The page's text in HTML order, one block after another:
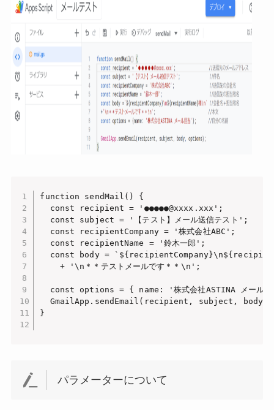
function sendMail() {
const recipient = '●●●●●@xxxx.xxx';　        　
const subject = '【テスト】メール送信テスト'; 　　
const recipientCompany = '株式会社ABC';　
const recipientName = '鈴木一郎';　
const body =
+ '\n＊＊テストメールです＊＊\n';
const options = { name: '株式会社ASTINA メール担
GmailApp.sendEmail(recipient, subject, body,
}
パラメーターについて